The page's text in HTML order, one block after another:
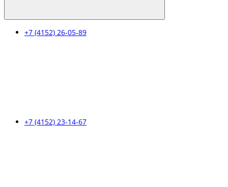
+7 (4152) 26-05-89
+7 (4152) 23-14-67